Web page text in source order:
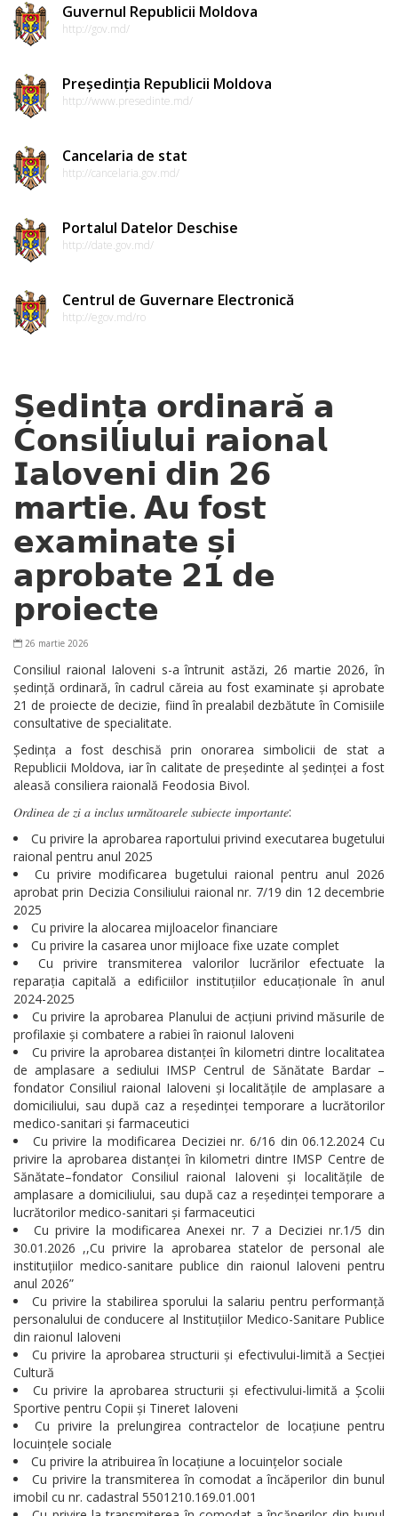
Guvernul Republicii Moldova
http://gov.md/
Președinția Republicii Moldova
http://www.presedinte.md/
Cancelaria de stat
http://cancelaria.gov.md/
Portalul Datelor Deschise
http://date.gov.md/
Centrul de Guvernare Electronică
http://egov.md/ro
𝗦̦𝗲𝗱𝗶𝗻𝘁̦𝗮 𝗼𝗿𝗱𝗶𝗻𝗮𝗿𝗮̆ 𝗮
𝗖𝗼𝗻𝘀𝗶𝗹𝗶𝘂𝗹𝘂𝗶 𝗿𝗮𝗶𝗼𝗻𝗮𝗹
𝗜𝗮𝗹𝗼𝘃𝗲𝗻𝗶 𝗱𝗶𝗻 𝟮𝟲
𝗺𝗮𝗿𝘁𝗶𝗲. 𝗔𝘂 𝗳𝗼𝘀𝘁
𝗲𝘅𝗮𝗺𝗶𝗻𝗮𝘁𝗲 𝘀̦𝗶
𝗮𝗽𝗿𝗼𝗯𝗮𝘁𝗲 𝟮𝟭 𝗱𝗲
𝗽𝗿𝗼𝗶𝗲𝗰𝘁𝗲
26 martie 2026
Consiliul raional Ialoveni s-a întrunit astăzi, 26 martie 2026, în
ședință ordinară, în cadrul căreia au fost examinate și aprobate
21 de proiecte de decizie, fiind în prealabil dezbătute în Comisiile
consultative de specialitate.
Ședința a fost deschisă prin onorarea simbolicii de stat a
Republicii Moldova, iar în calitate de președinte al ședinței a fost
aleasă consiliera raională Feodosia Bivol.
𝑂𝑟𝑑𝑖𝑛𝑒𝑎 𝑑𝑒 𝑧𝑖 𝑎 𝑖𝑛𝑐𝑙𝑢𝑠 𝑢𝑟𝑚𝑎̆𝑡𝑜𝑎𝑟𝑒𝑙𝑒 𝑠𝑢𝑏𝑖𝑒𝑐𝑡𝑒 𝑖𝑚𝑝𝑜𝑟𝑡𝑎𝑛𝑡𝑒:
Cu privire la aprobarea raportului privind executarea bugetului
raional pentru anul 2025
Cu privire modificarea bugetului raional pentru anul 2026
aprobat prin Decizia Consiliului raional nr. 7/19 din 12 decembrie
2025
Cu privire la alocarea mijloacelor financiare
Cu privire la casarea unor mijloace fixe uzate complet
Cu privire transmiterea valorilor lucrărilor efectuate la
reparația capitală a edificiilor instituțiilor educaționale în anul
2024-2025
Cu privire la aprobarea Planului de acțiuni privind măsurile de
profilaxie și combatere a rabiei în raionul Ialoveni
Cu privire la aprobarea distanței în kilometri dintre localitatea
de amplasare a sediului IMSP Centrul de Sănătate Bardar –
fondator Consiliul raional Ialoveni și localitățile de amplasare a
domiciliului, sau după caz a reședinței temporare a lucrătorilor
medico-sanitari și farmaceutici
Cu privire la modificarea Deciziei nr. 6/16 din 06.12.2024 Cu
privire la aprobarea distanței în kilometri dintre IMSP Centre de
Sănătate–fondator Consiliul raional Ialoveni și localitățile de
amplasare a domiciliului, sau după caz a reședinței temporare a
lucrătorilor medico-sanitari și farmaceutici
Cu privire la modificarea Anexei nr. 7 a Deciziei nr.1/5 din
30.01.2026 ,,Cu privire la aprobarea statelor de personal ale
instituțiilor medico-sanitare publice din raionul Ialoveni pentru
anul 2026”
Cu privire la stabilirea sporului la salariu pentru performanță
personalului de conducere al Instituțiilor Medico-Sanitare Publice
din raionul Ialoveni
Cu privire la aprobarea structurii și efectivului-limită a Secției
Cultură
Cu privire la aprobarea structurii și efectivului-limită a Școlii
Sportive pentru Copii și Tineret Ialoveni
Cu privire la prelungirea contractelor de locațiune pentru
locuințele sociale
Cu privire la atribuirea în locațiune a locuințelor sociale
Cu privire la transmiterea în comodat a încăperilor din bunul
imobil cu nr. cadastral 5501210.169.01.001